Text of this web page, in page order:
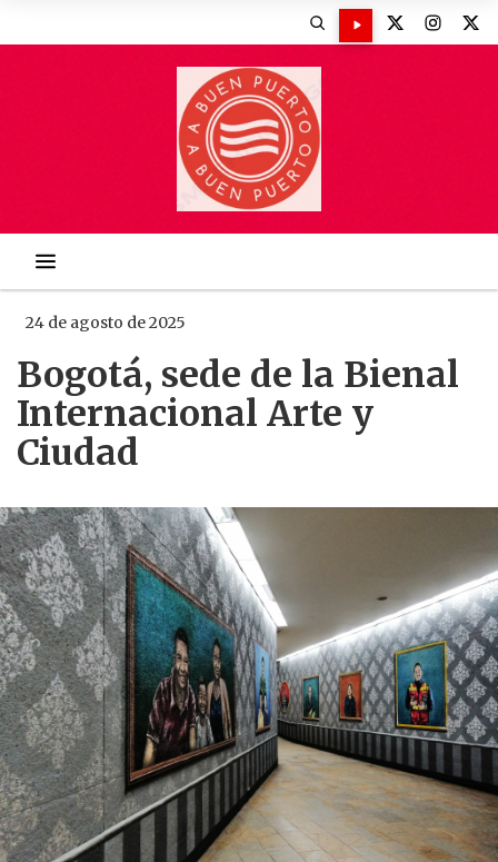
24 de agosto de 2025
Bogotá, sede de la Bienal
Internacional Arte y
Ciudad